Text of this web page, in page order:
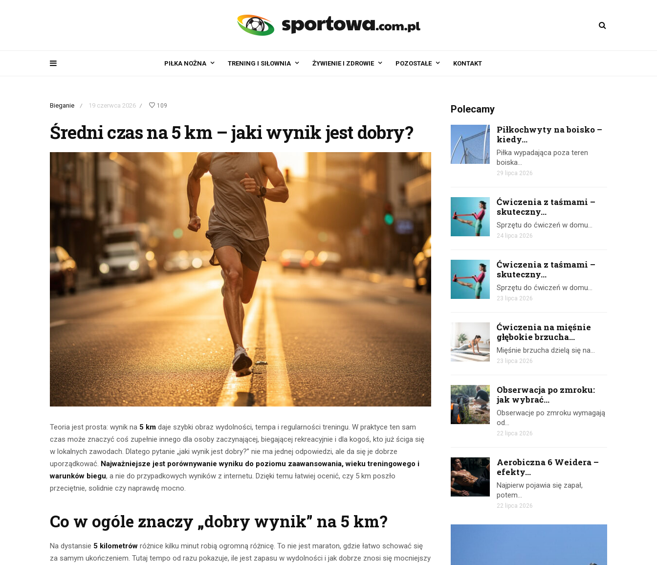
PIŁKA NOŻNA TRENING I SIŁOWNIA ŻYWIENIE I ZDROWIE POZOSTAŁE KONTAKT
Bieganie / 19 czerwca 2026 / 109
Średni czas na 5 km – jaki wynik jest dobry?
Teoria jest prosta: wynik na 5 km daje szybki obraz wydolności, tempa i regularności treningu. W praktyce ten sam
czas może znaczyć coś zupełnie innego dla osoby zaczynającej, biegającej rekreacyjnie i dla kogoś, kto już ściga się
w lokalnych zawodach. Dlatego pytanie „jaki wynik jest dobry?” nie ma jednej odpowiedzi, ale da się je dobrze
uporządkować. Najważniejsze jest porównywanie wyniku do poziomu zaawansowania, wieku treningowego i
warunków biegu, a nie do przypadkowych wyników z internetu. Dzięki temu łatwiej ocenić, czy 5 km poszło
przeciętnie, solidnie czy naprawdę mocno.
Co w ogóle znaczy „dobry wynik” na 5 km?
Na dystansie 5 kilometrów różnice kilku minut robią ogromną różnicę. To nie jest maraton, gdzie łatwo schować się
za samym ukończeniem. Tutaj tempo od razu pokazuje, ile jest zapasu w wydolności i jak dobrze znosi się mocniejszy
Polecamy
Piłkochwyty na boisko –
kiedy...
Piłka wypadająca poza teren
boiska…
29 lipca 2026
Ćwiczenia z taśmami –
skuteczny...
Sprzętu do ćwiczeń w domu…
24 lipca 2026
Ćwiczenia z taśmami –
skuteczny...
Sprzętu do ćwiczeń w domu…
23 lipca 2026
Ćwiczenia na mięśnie
głębokie brzucha...
Mięśnie brzucha dzielą się na…
23 lipca 2026
Obserwacja po zmroku:
jak wybrać...
Obserwacje po zmroku wymagają
od…
22 lipca 2026
Aerobiczna 6 Weidera –
efekty...
Najpierw pojawia się zapał,
potem…
22 lipca 2026